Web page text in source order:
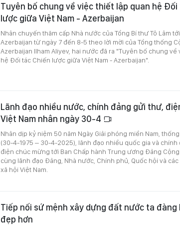
Tuyên bố chung về việc thiết lập quan hệ Đối
lược giữa Việt Nam - Azerbaijan
Nhân chuyến thăm cấp Nhà nước của Tổng Bí thư Tô Lâm
Azerbaijan từ ngày 7 đến 8-5 theo lời mời của Tổng thống
Azerbaijan Ilham Aliyev, hai nước đã ra "Tuyên bố chung về
hệ Đối tác Chiến lược giữa Việt Nam - Azerbaijan".
Lãnh đạo nhiều nước, chính đảng gửi thư,
Việt Nam nhân ngày 30-4
Nhân dịp kỷ niệm 50 năm Ngày Giải phóng miền Nam,
(30-4-1975 – 30-4-2025), lãnh đạo nhiều quốc gia và chính
điện chúc mừng tới Ban Chấp hành Trung ương Đảng Cộng
cùng lãnh đạo Đảng, Nhà nước, Chính phủ, Quốc hội và
xã hội Việt Nam.
Tiếp nối sứ mệnh xây dựng đất nước ta đàng
đẹp hơn